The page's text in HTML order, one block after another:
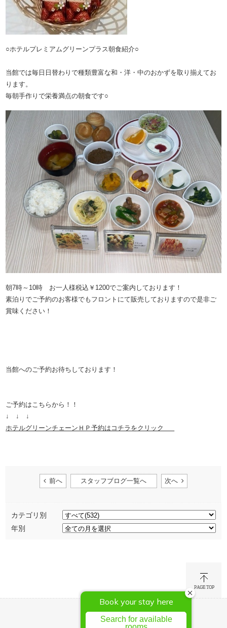
○ホテルプレミアムグリーンプラス朝食紹介○
当館では毎日日替わりで種類豊富な和・洋・中のおかずを取り揃えてお
ります。
毎朝手作りで栄養満点の朝食です○
朝7時～10時 お一人様税込￥1200でご案内しております！
素泊りでご予約のお客様でもフロントにて販売しておりますので是非ご
賞味ください！
当館へのご予約お待ちしております！
ご予約はこちらから！！
↓ ↓ ↓
ホテルグリーンチェーンＨＰ予約はコチラをクリック
前へ スタッフブログ一覧へ 次へ
カテゴリ別
年別